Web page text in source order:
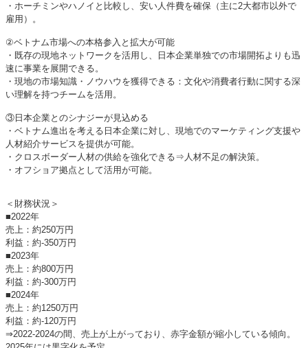
・ホーチミンやハノイと比較し、安い人件費を確保（主に2大都市以外で
雇用）。
②ベトナム市場への本格参入と拡大が可能
・既存の現地ネットワークを活用し、日本企業単独での市場開拓よりも迅
速に事業を展開できる。
・現地の市場知識・ノウハウを獲得できる：文化や消費者行動に関する深
い理解を持つチームを活用。
③日本企業とのシナジーが見込める
・ベトナム進出を考える日本企業に対し、現地でのマーケティング支援や
人材紹介サービスを提供が可能。
・クロスボーダー人材の供給を強化できる⇒人材不足の解決策。
・オフショア拠点として活用が可能。
＜財務状況＞
■2022年
売上：約250万円
利益：約-350万円
■2023年
売上：約800万円
利益：約-300万円
■2024年
売上：約1250万円
利益：約-120万円
⇒2022-2024の間、売上が上がっており、赤字金額が縮小している傾向。